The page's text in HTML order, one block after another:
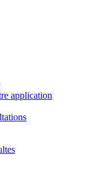
application